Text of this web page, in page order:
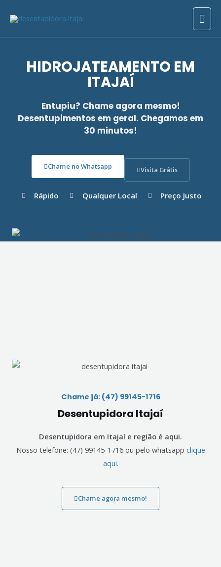
para
HIDROJATEAMENTO EM
ITAJAÍ
Entupiu? Chame agora mesmo!
Desentupimentos em geral. Chegamos em
30 minutos!
Chame no Whatsapp Visita Grátis
Rápido Qualquer Local Preço Justo
Chame já: (47) 99145-1716
Desentupidora Itajaí
Desentupidora em Itajaí e região é aqui.
Nosso telefone: (47) 99145-1716 ou pelo whatsapp clique
aqui.
Chame agora mesmo!